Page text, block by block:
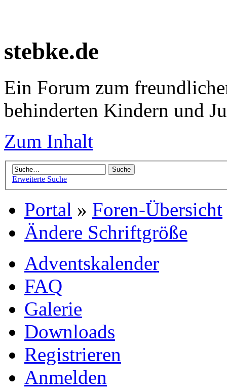
stebke.de
Ein Forum zum
behinderten Kindern und
Zum Inhalt
Erweiterte Suche
Portal » Foren-Übersicht
Ändere Schriftgröße
Adventskalender
FAQ
Galerie
Downloads
Registrieren
Anmelden